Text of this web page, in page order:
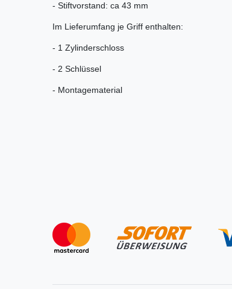
- Stiftvorstand: ca 43 mm
Im Lieferumfang je Griff enthalten:
- 1 Zylinderschloss
- 2 Schlüssel
- Montagematerial